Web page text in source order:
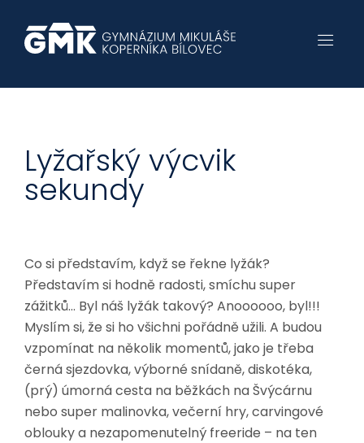
Lyžařský výcvik
sekundy
Co si představím, když se řekne lyžák?
Představím si hodně radosti, smíchu super
zážitků… Byl náš lyžák takový? Anoooooo, byl!!!
Myslím si, že si ho všichni pořádně užili. A budou
vzpomínat na několik momentů, jako je třeba
černá sjezdovka, výborné snídaně, diskotéka,
(prý) úmorná cesta na běžkách na Švýcárnu
nebo super malinovka, večerní hry, carvingové
oblouky a nezapomenutelný freeride – na ten